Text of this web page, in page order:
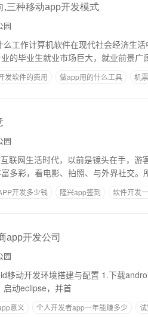
,三种移动app开发模式
园
工作计算机软件在现代社会经济生
发软件的费用 做app用的什么工具 机
园
联网生活时代，以前是镜头在手，
多彩，看电影、拍照、与外界社交
开发多少钱 隆兴app签到 软件开发
app开发公司
园
建与配置 1.下载androidsdk 然后将其解压缩到指定的目
录，启动eclipse，并首
意义 个人开发者app一年能赚多少